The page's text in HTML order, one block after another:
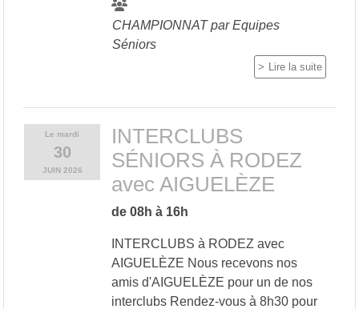
CHAMPIONNAT par Equipes
Séniors
Lire la suite
Le mardi
30
JUIN 2026
INTERCLUBS
SÉNIORS À RODEZ
avec AIGUELÈZE
de 08h à 16h
INTERCLUBS à RODEZ avec
AIGUELÈZE Nous recevons nos
amis d'AIGUELÈZE pour un de nos
interclubs Rendez-vous à 8h30 pour